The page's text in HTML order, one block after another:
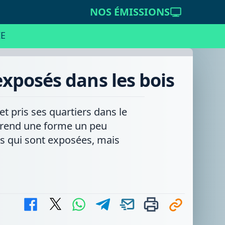
NOS ÉMISSIONS
dans les bois
pris ses quartiers dans le
une forme un peu
qui sont exposées, mais